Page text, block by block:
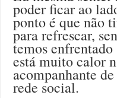
poder ficar ao
ponto é que não
para refrescar,
temos
está muito calor
acompanhante
rede social.